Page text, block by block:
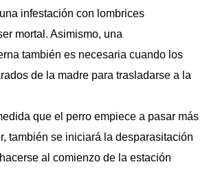
infestación con lombrices
mortal. Asimismo, una
también es necesaria cuando los
de la madre para trasladarse a la
que el perro empiece a pasar más
también se iniciará la desparasitación
al comienzo de la estación